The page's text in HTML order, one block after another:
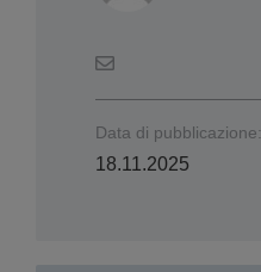
Data di pubblicazione: